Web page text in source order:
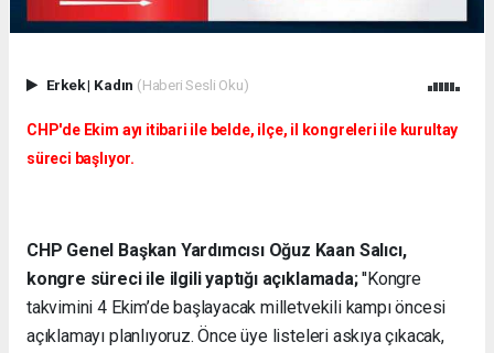
Erkek| Kadın (Haberi Sesli Oku)
CHP'de Ekim ayı itibari ile belde, ilçe, il kongreleri ile kurultay
süreci başlıyor.
CHP Genel Başkan Yardımcısı Oğuz Kaan Salıcı,
kongre süreci ile ilgili yaptığı açıklamada;''Kongre
takvimini 4 Ekim’de başlayacak milletvekili kampı öncesi
açıklamayı planlıyoruz. Önce üye listeleri askıya çıkacak,